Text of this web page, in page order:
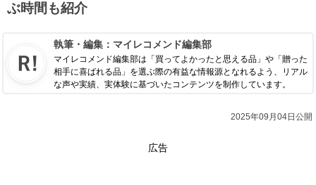
ぶ時間も紹介
執筆・編集： マイレコメンド編集部
マイレコメンド編集部は「買ってよかったと思える品」や「贈った
相手に喜ばれる品」を選ぶ際の有益な情報源となれるよう、リアル
な声や実績、実体験に基づいたコンテンツを制作しています。
2025年09月04日公開
広告